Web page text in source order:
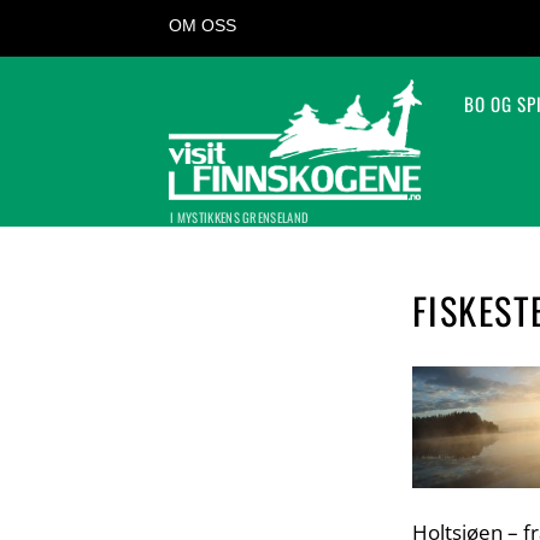
OM OSS
I MYSTIKKENS GRENSELAND
BO OG
Holtsjøen –